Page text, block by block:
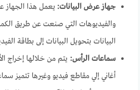
جهاز عرض البيانات: يعمل هذا
والفيديوهات التي صنعت عن طريق
البيانات بتحويل البيانات إلى بطاقة
سماعات الرأس: يتم من خلالها إخراج
أغاني إلي مقاطع فيديو وغيرها تتميز